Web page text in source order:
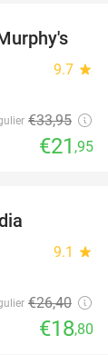
35%
9.7 star
€33,95
€21 ,95
9.1 star
€26,40
€18,80